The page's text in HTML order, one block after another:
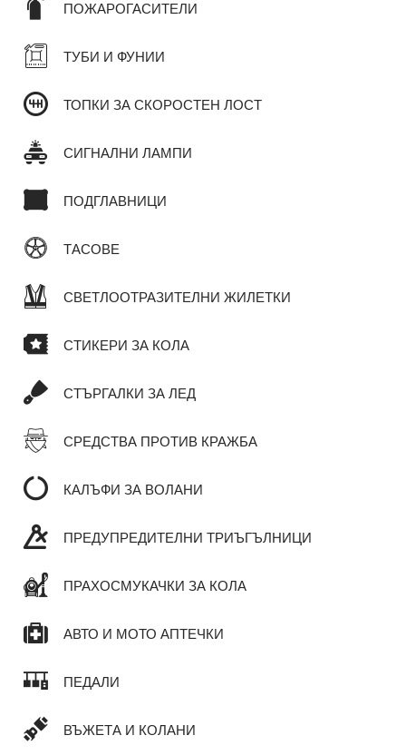
ПОЖАРОГАСИТЕЛИ
ТУБИ И ФУНИИ
ТОПКИ ЗА СКОРОСТЕН ЛОСТ
СИГНАЛНИ ЛАМПИ
ПОДГЛАВНИЦИ
ТАСОВЕ
СВЕТЛООТРАЗИТЕЛНИ ЖИЛЕТКИ
СТИКЕРИ ЗА КОЛА
СТЪРГАЛКИ ЗА ЛЕД
СРЕДСТВА ПРОТИВ КРАЖБА
КАЛЪФИ ЗА ВОЛАНИ
ПРЕДУПРЕДИТЕЛНИ ТРИЪГЪЛНИЦИ
ПРАХОСМУКАЧКИ ЗА КОЛА
АВТО И МОТО АПТЕЧКИ
ПЕДАЛИ
ВЪЖЕТА И КОЛАНИ